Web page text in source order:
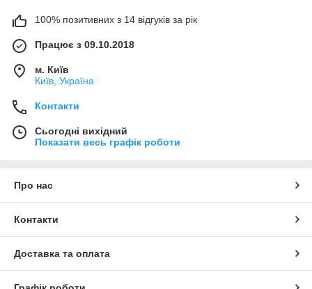
100% позитивних з 14 відгуків за рік
Працює з 09.10.2018
м. Київ
Київ, Україна
Контакти
Сьогодні вихідний
Показати весь графік роботи
Про нас
Контакти
Доставка та оплата